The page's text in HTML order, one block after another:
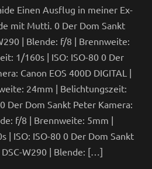
Einen Ausflug in meiner Ex-
mit Mutti. 0 Der Dom Sankt
| Blende: f/8 | Brennweite:
1/160s | ISO: ISO-80 0 Der
Canon EOS 400D DIGITAL |
24mm | Belichtungszeit:
Der Dom Sankt Peter Kamera:
f/8 | Brennweite: 5mm |
| ISO: ISO-80 0 Der Dom Sankt
W290 | Blende: […]